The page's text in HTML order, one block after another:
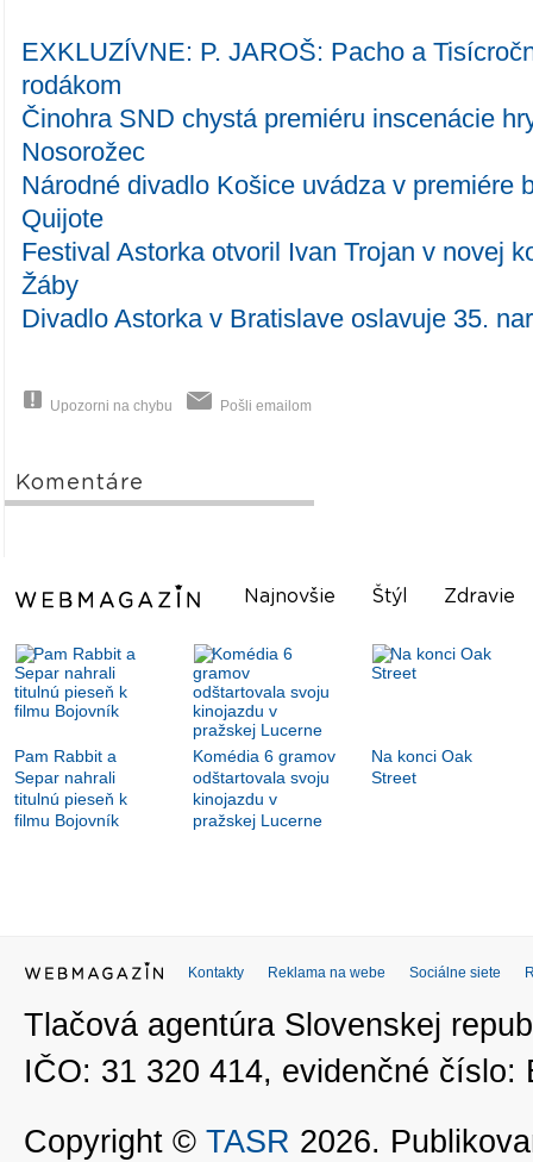
EXKLUZÍVNE: P. JAROŠ: Pacho a
rodákom
Činohra SND chystá premiéru inscenácie
Nosorožec
Národné divadlo Košice uvádza v premiére
Quijote
Festival Astorka otvoril Ivan Trojan v novej
Žáby
Divadlo Astorka v Bratislave oslavuje 35.
Upozorni na chybu Pošli emailom
Komentáre
Najnovšie Štýl Zdravie
Pam Rabbit a
Separ nahrali
titulnú pieseň k
filmu Bojovník
Komédia 6 gramov
odštartovala svoju
kinojazdu v
pražskej Lucerne
Na konci Oak
Street
Kontakty Reklama na webe Sociálne siete
Tlačová agentúra Slovenskej
IČO: 31 320 414, evidenčné číslo:
Copyright © TASR 2026.